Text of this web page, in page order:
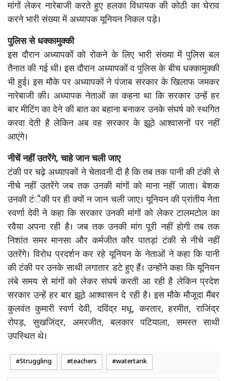
मांगों लेकर नारेबाजी करते हुए हलका विधायक की कोठी का घेराव
करने भारी संख्या में अध्यापक यूनियन निकल पड़े।
पुलिस से धक्कामुक्की
इस दौरान अध्यापकों को रोकने के लिए भारी संख्या में पुलिस बल
तैनात की गई थी। इस दौरान अध्यापकों व पुलिस के बीच धक्कामुक्की
भी हुई। इस मौके पर अध्यापकों ने पंजाब सरकार के खिलाफ जमकर
नारेबाजी की। अध्यापक नेताओं का कहना था कि सरकार उन्हें हर
बार मीटिंग का देने की बात का बहाना बनाकर उनके संघर्ष को स्थगित
करवा देती है लेकिन अब वह सरकार के झूठे आश्वासनों पर नहीं
आएंगे।
नीचें नहीं उतरेंगे, चाहे जान चली जाए
टंकी पर चढ़े अध्यापकों ने चेतावनी दी है कि तब तक पानी की टंकी से
नीचे नहीं उतरेंगे जब तक उनकी मांगों को माना नहीं जाता। बेशक
उनकी टंैकी पर ही क्यों न जान चली जाए। यूनियन की प्रांतीय नेता
स्वर्णा देवी ने कहा कि सरकार उनकी मांगों को लेकर टालमटोल का
रवैया अपना रही है। जब तक उनकी मांग पूरी नहीं होगी तब तक
निशांत समर मानसा और कर्मजीत कौर पातड़ां टंकी से नीचे नहीं
उतरेंगे। विरोध प्रदर्शन कर रहे यूनियन के नेताओं ने कहा कि पानी
की टंकी पर उनके साथी लगातार डटे हुए हैं। उन्होंने कहा कि यूनियन
लंबे समय से मांगों को लेकर संघर्ष करती आ रही है लेकिन प्रदेश
सरकार उन्हें हर बार झूठे आश्वासन दे रही है। इस मौके मौजूदा मैंबर
कुलवंत कुमारी स्वर्ण देवी, दविंद्र मधू, करतार, हरमीत, राजिंद्र
रोपड़, सुखजिंद्र, अमरजीत, बलकार पटियाला, समस्त साथी
उपस्थित थे।
Struggling teachers watertank